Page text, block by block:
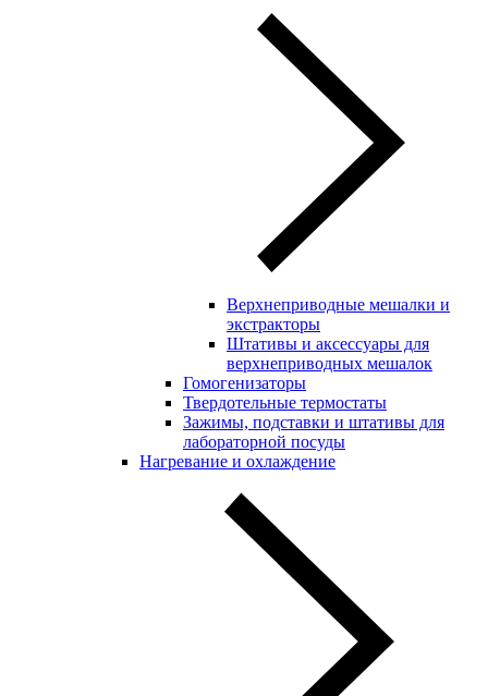
Верхнеприводные мешалки и
экстракторы
Штативы и аксессуары для
верхнеприводных мешалок
Гомогенизаторы
Твердотельные термостаты
Зажимы, подставки и штативы для
лабораторной посуды
Нагревание и охлаждение